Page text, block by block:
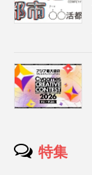
特集